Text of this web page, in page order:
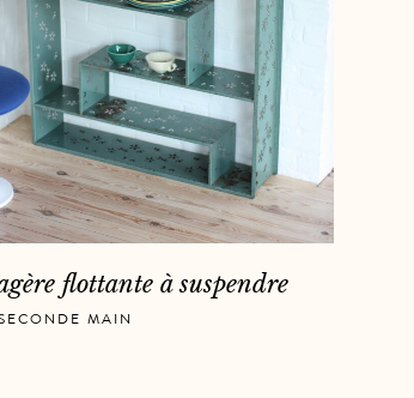
flottante à suspendre
MAIN